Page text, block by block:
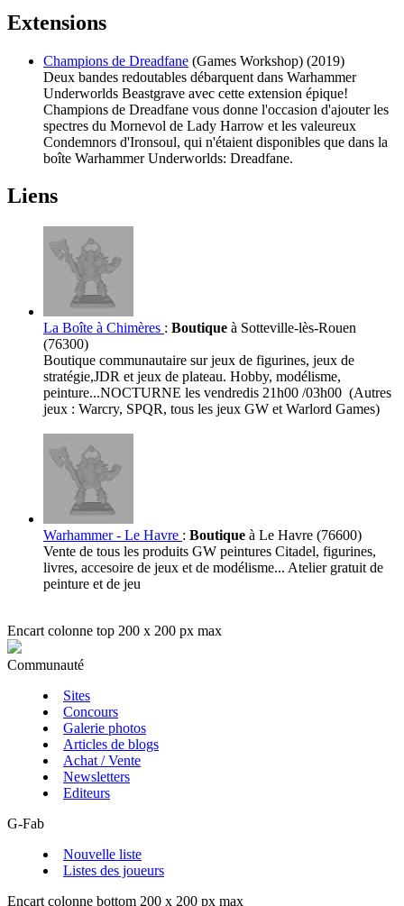
Extensions
Champions de Dreadfane (Games Workshop) (2019)
Deux bandes redoutables débarquent dans Warhammer
Underworlds Beastgrave avec cette extension épique!
Champions de Dreadfane vous donne l'occasion d'ajouter les
spectres du Mornevol de Lady Harrow et les valeureux
Condemnors d'Ironsoul, qui n'étaient disponibles que dans la
boîte Warhammer Underworlds: Dreadfane.
Liens
La Boîte à Chimères : Boutique à Sotteville-lès-Rouen
(76300)
Boutique communautaire sur jeux de figurines, jeux de
stratégie,JDR et jeux de plateau. Hobby, modélisme,
peinture...NOCTURNE les vendredis 21h00 /03h00 (Autres
jeux : Warcry, SPQR, tous les jeux GW et Warlord Games)
Warhammer - Le Havre : Boutique à Le Havre (76600)
Vente de tous les produits GW peintures Citadel, figurines,
livres, accesoire de jeux et de modélisme... Atelier gratuit de
peinture et de jeu
Encart colonne top 200 x 200 px max
Communauté
Sites
Concours
Galerie photos
Articles de blogs
Achat / Vente
Newsletters
Editeurs
G-Fab
Nouvelle liste
Listes des joueurs
Encart colonne bottom 200 x 200 px max